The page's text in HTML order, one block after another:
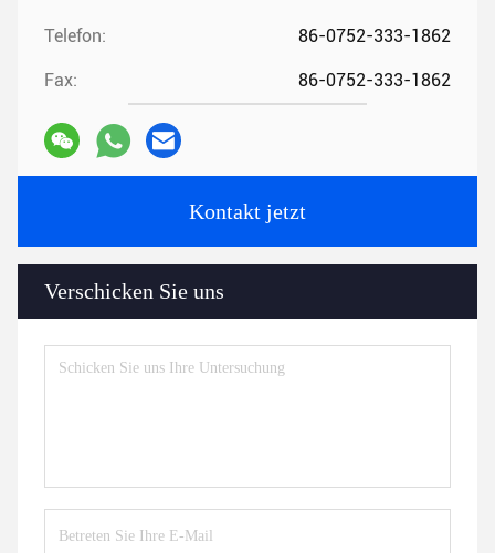
Telefon: 86-0752-333-1862
Fax: 86-0752-333-1862
Kontakt jetzt
Verschicken Sie uns